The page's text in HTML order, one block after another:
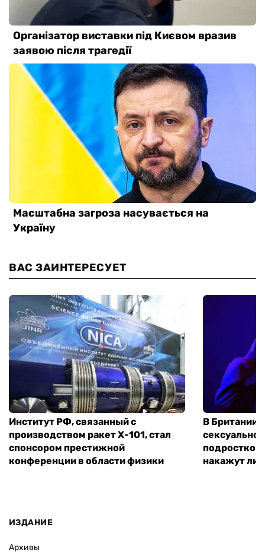
ВАС ЗАИНТЕРЕСУЕТ
Институт РФ, связанный с
производством ракет Х-101, стал
спонсором престижной
конференции в области физики
В Британии
подростком
накажут ли
ИЗДАНИЕ
Архивы